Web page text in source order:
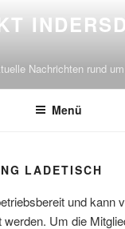
Nachrichten rund
Menü
LADETISCH
und kann
werden. Um die